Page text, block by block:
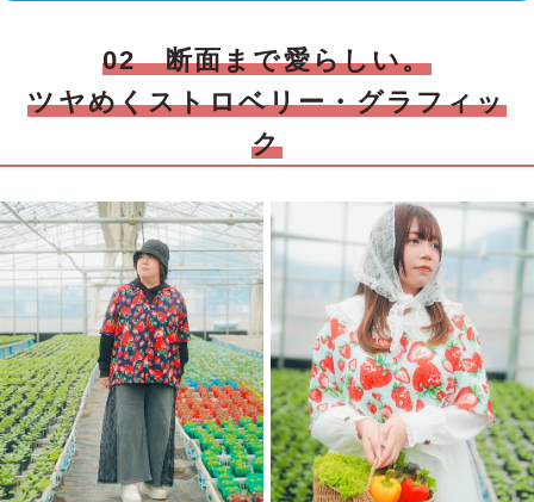
02 断面まで愛らしい。
ツヤめくストロベリー・グラフィッ
ク